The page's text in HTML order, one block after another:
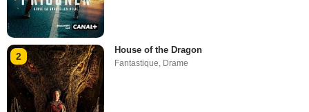
2
House of the Dragon
Fantastique, Drame